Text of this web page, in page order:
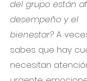
del grupo están
desempeño y el
bienestar?A
sabes que hay
necesitan